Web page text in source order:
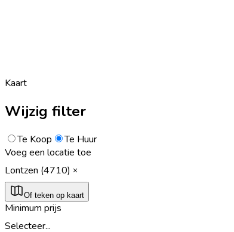
Kaart
Wijzig filter
Te Koop
Te Huur
Voeg een locatie toe
Lontzen (4710)
Of teken op kaart
Minimum prijs
Selecteer...